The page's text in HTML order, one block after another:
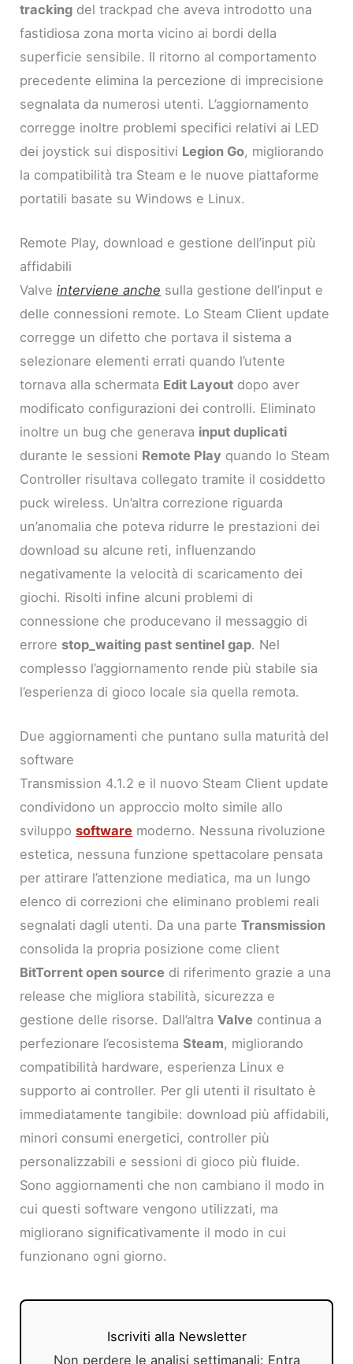
tracking del trackpad che aveva introdotto una
fastidiosa zona morta vicino ai bordi della
superficie sensibile. Il ritorno al comportamento
precedente elimina la percezione di imprecisione
segnalata da numerosi utenti. L’aggiornamento
corregge inoltre problemi specifici relativi ai LED
dei joystick sui dispositivi Legion Go, migliorando
la compatibilità tra Steam e le nuove piattaforme
portatili basate su Windows e Linux.
Remote Play, download e gestione dell’input più
affidabili
Valveinterviene anche sulla gestione dell’input e
delle connessioni remote. Lo Steam Client update
corregge un difetto che portava il sistema a
selezionare elementi errati quando l’utente
tornava alla schermata Edit Layout dopo aver
modificato configurazioni dei controlli. Eliminato
inoltre un bug che generava input duplicati
durante le sessioni Remote Play quando lo Steam
Controller risultava collegato tramite il cosiddetto
puck wireless. Un’altra correzione riguarda
un’anomalia che poteva ridurre le prestazioni dei
download su alcune reti, influenzando
negativamente la velocità di scaricamento dei
giochi. Risolti infine alcuni problemi di
connessione che producevano il messaggio di
errore stop_waiting past sentinel gap. Nel
complesso l’aggiornamento rende più stabile sia
l’esperienza di gioco locale sia quella remota.
Due aggiornamenti che puntano sulla maturità del
software
Transmission 4.1.2 e il nuovo Steam Client update
condividono un approccio molto simile allo
svilupposoftware moderno. Nessuna rivoluzione
estetica, nessuna funzione spettacolare pensata
per attirare l’attenzione mediatica, ma un lungo
elenco di correzioni che eliminano problemi reali
segnalati dagli utenti. Da una parteTransmission
consolida la propria posizione come client
BitTorrent open source di riferimento grazie a una
release che migliora stabilità, sicurezza e
gestione delle risorse. Dall’altraValve continua a
perfezionare l’ecosistemaSteam, migliorando
compatibilità hardware, esperienza Linux e
supporto ai controller. Per gli utenti il risultato è
immediatamente tangibile: download più affidabili,
minori consumi energetici, controller più
personalizzabili e sessioni di gioco più fluide.
Sono aggiornamenti che non cambiano il modo in
cui questi software vengono utilizzati, ma
migliorano significativamente il modo in cui
funzionano ogni giorno.
Iscriviti alla Newsletter
Non perdere le analisi settimanali: Entra